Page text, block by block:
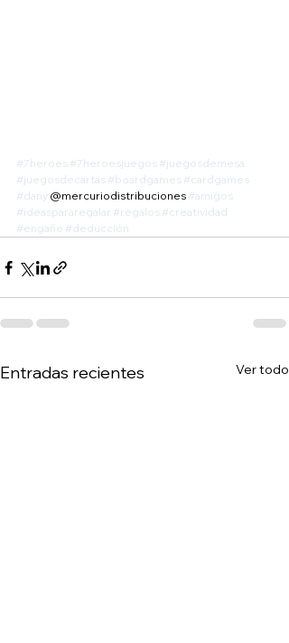
#7heroes #7heroesjuegos #juegosdemesa
#juegosdecartas #boardgames #cardgames
#dany @mercuriodistribuciones #amigos
#ideaspararegalar #regalos #creatividad
#engaño #deducción
Entradas recientes Ver todo